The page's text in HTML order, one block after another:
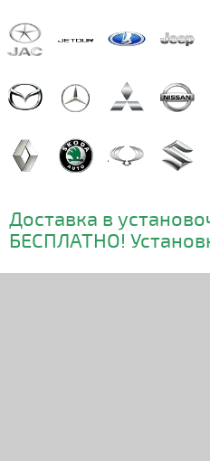
Доставка в
БЕСПЛАТНО!